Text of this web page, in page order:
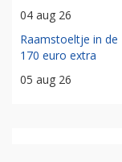
04 aug 26
Raamstoeltje in de
170 euro extra
05 aug 26